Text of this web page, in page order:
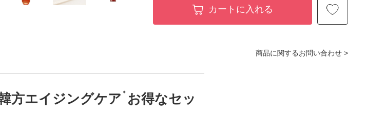
カートに入れる
商品に関するお問い合わせ >
方エイジングケア ＊ お得なセッ